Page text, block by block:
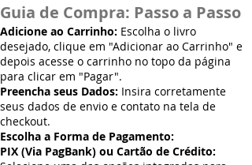
Guia de Compra: Passo a Passo
Adicione ao Carrinho: Escolha o livro
desejado, clique em "Adicionar ao Carrinho" e
depois acesse o carrinho no topo da página
para clicar em "Pagar".
Preencha seus Dados: Insira corretamente
seus dados de envio e contato na tela de
checkout.
Escolha a Forma de Pagamento:
PIX (Via PagBank) ou Cartão de Crédito: